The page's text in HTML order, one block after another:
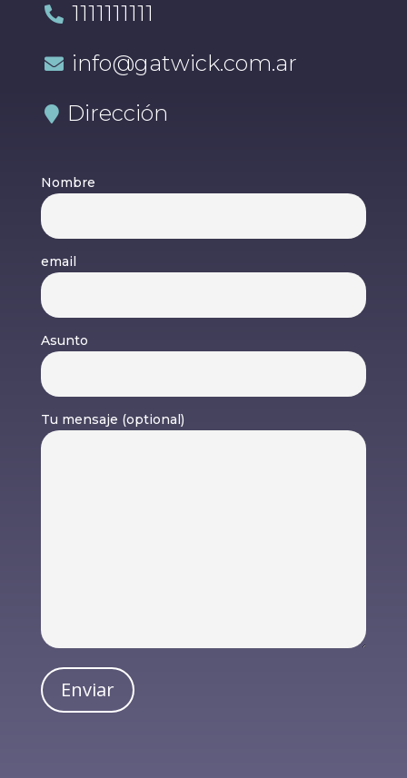
 1111111111
 info@gatwick.com.ar
 Dirección
Nombre
email
Asunto
Tu mensaje (optional)
Enviar